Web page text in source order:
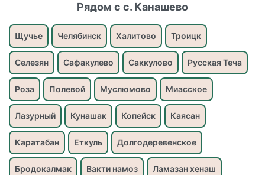
Рядом с с. Канашево
Щучье Челябинск Халитово Троицк
Селезян Сафакулево Саккулово Русская Теча
Роза Полевой Муслюмово Миасское
Лазурный Кунашак Копейск Каясан
Каратабан Еткуль Долгодеревенское
Бродокалмак Вакти намоз Ламазан хенаш